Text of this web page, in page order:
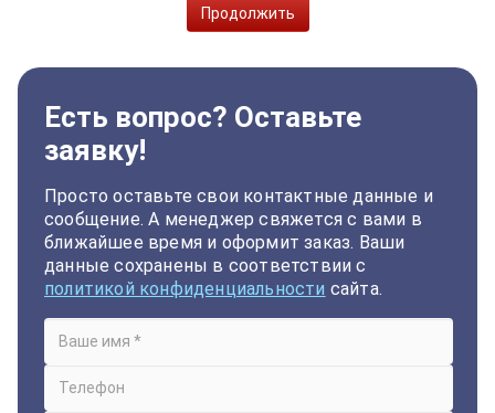
Продолжить
Есть вопрос? Оставьте
заявку!
Просто оставьте свои контактные данные и
сообщение. А менеджер свяжется с вами в
ближайшее время и оформит заказ. Ваши
данные сохранены в соответствии с
политикой конфиденциальности сайта.